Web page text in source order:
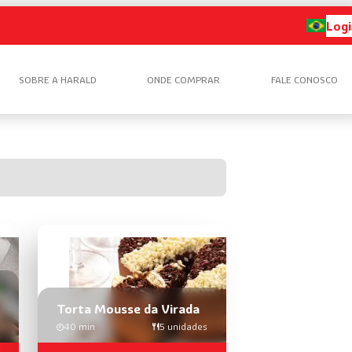
SOBRE A HARALD ONDE COMPRAR FALE CONOSCO
Torta Mousse da Virada
40 min 5 unidades